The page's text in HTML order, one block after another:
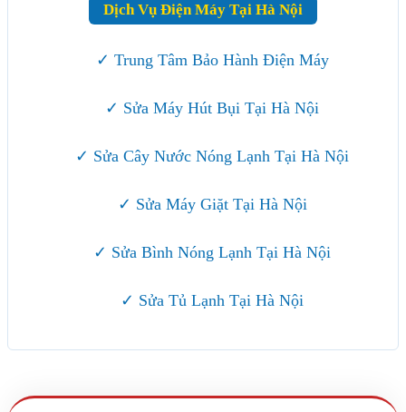
Dịch Vụ Điện Máy Tại Hà Nội
✓ Trung Tâm Bảo Hành Điện Máy
✓ Sửa Máy Hút Bụi Tại Hà Nội
✓ Sửa Cây Nước Nóng Lạnh Tại Hà Nội
✓ Sửa Máy Giặt Tại Hà Nội
✓ Sửa Bình Nóng Lạnh Tại Hà Nội
✓ Sửa Tủ Lạnh Tại Hà Nội